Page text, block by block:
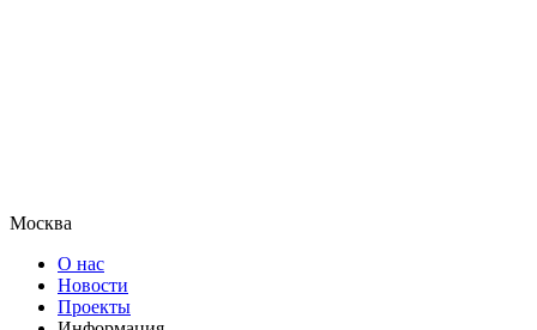
Москва
О нас
Новости
Проекты